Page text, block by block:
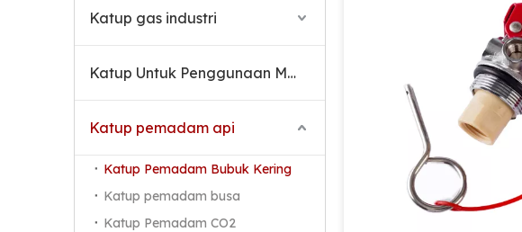
Katup gas industri
Katup Untuk Penggunaan Medis
Katup pemadam api
Katup Pemadam Bubuk Kering
Katup pemadam busa
Katup Pemadam CO2
Katup Tempa Paduan Aluminium yang Andal untuk Pemadam Api Serbuk Kering